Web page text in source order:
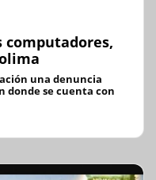
computadores,
una denuncia
donde se cuenta con